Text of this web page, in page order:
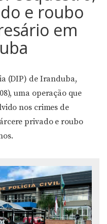
e roubo
em
(DIP) de Iranduba,
uma operação que
nos crimes de
privado e roubo